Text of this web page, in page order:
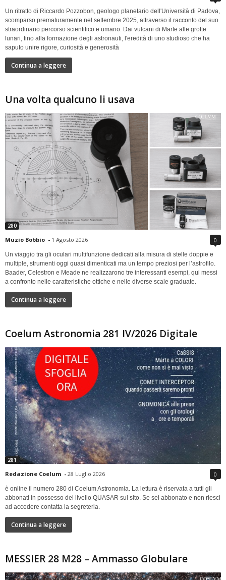
Un ritratto di Riccardo Pozzobon, geologo planetario dell'Università di Padova,
scomparso prematuramente nel settembre 2025, attraverso il racconto del suo
straordinario percorso scientifico e umano. Dai vulcani di Marte alle grotte
lunari, fino alla formazione degli astronauti, l'eredità di uno studioso che ha
saputo unire rigore, curiosità e generosità
Continua a leggere
Una volta qualcuno li usava
280
Muzio Bobbio - 1 Agosto 2026 0
Un viaggio tra gli oculari multifunzione dedicati alla misura di stelle doppie e
multiple, strumenti oggi quasi dimenticati ma un tempo preziosi per l’astrofilo.
Baader, Celestron e Meade ne realizzarono tre interessanti esempi, qui messi
a confronto nelle caratteristiche ottiche e nelle diverse scale graduate.
Continua a leggere
Coelum Astronomia 281 IV/2026 Digitale
281
Redazione Coelum - 28 Luglio 2026 0
è online il numero 280 di Coelum Astronomia. La lettura è riservata a tutti gli
abbonati in possesso del livello QUASAR sul sito. Se sei abbonato e non riesci
ad accedere contatta la segreteria.
Continua a leggere
MESSIER 28 M28 – Ammasso Globulare